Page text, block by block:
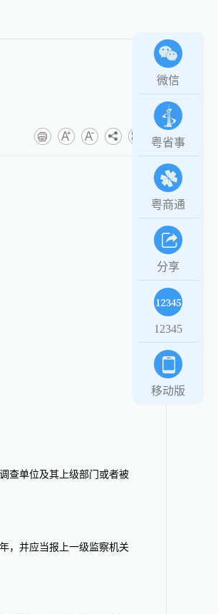
查单位及其上级部门或者被
，并应当报上一级监察机关
微信
粤省事
粤商通
分享
12345
移动版